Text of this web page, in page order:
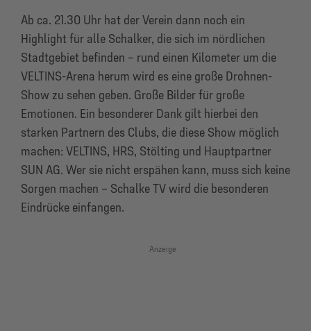
Ab ca. 21.30 Uhr hat der Verein dann noch ein
Highlight für alle Schalker, die sich im nördlichen
Stadtgebiet befinden – rund einen Kilometer um die
VELTINS-Arena herum wird es eine große Drohnen-
Show zu sehen geben. Große Bilder für große
Emotionen. Ein besonderer Dank gilt hierbei den
starken Partnern des Clubs, die diese Show möglich
machen: VELTINS, HRS, Stölting und Hauptpartner
SUN AG. Wer sie nicht erspähen kann, muss sich keine
Sorgen machen – Schalke TV wird die besonderen
Eindrücke einfangen.
Anzeige